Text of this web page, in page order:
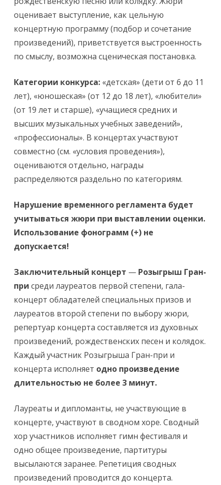
оценивает выступление, как цельную
концертную программу (подбор и сочетание
произведений), приветствуется выстроенность
по смыслу, возможна сценическая постановка.
Категории конкурса: «детская» (дети от 6 до 11
лет), «юношеская» (от 12 до 18 лет), «любители»
(от 19 лет и старше), «учащиеся средних и
высших музыкальных учебных заведений»,
«профессионалы». В концертах участвуют
совместно (см. «условия проведения»),
оцениваются отдельно, награды
распределяются раздельно по категориям.
Нарушение временного регламента будет
учитываться жюри при выставлении оценки.
Использование фонограмм (+) не
допускается!
Заключительный концерт — Розыгрыш Гран-
при среди лауреатов первой степени, гала-
концерт обладателей специальных призов и
лауреатов второй степени по выбору жюри,
репертуар концерта составляется из духовных
произведений, рождественских песен и колядок.
Каждый участник Розыгрыша Гран-при и
концерта исполняет одно произведение
длительностью не более 3 минут.
Лауреаты и дипломанты, не участвующие в
концерте, участвуют в сводном хоре. Сводный
хор участников исполняет гимн фестиваля и
одно общее произведение, партитуры
высылаются заранее. Репетиция сводных
произведений проводится до концерта.